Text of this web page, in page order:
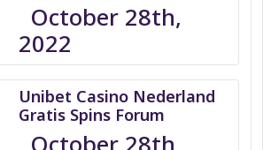
October 28th,
2022
Unibet Casino Nederland
Gratis Spins Forum